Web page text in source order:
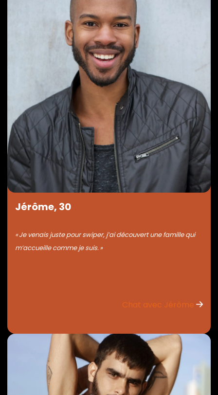
Jérôme, 30
« Je venais juste pour swiper, j’ai découvert une famille qui
m’accueille comme je suis. »
Chat avec Jérôme